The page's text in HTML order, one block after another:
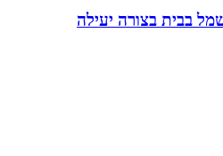
בבית בצורה יעילה